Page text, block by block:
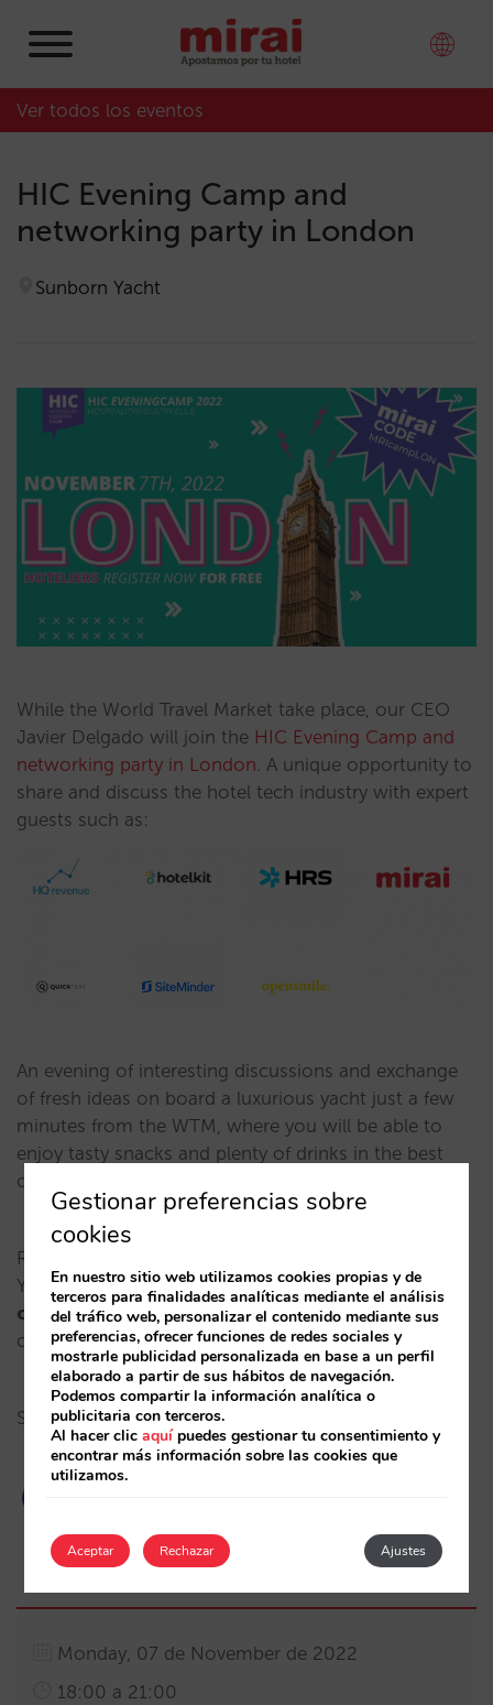
Ver todos los eventos
HIC Evening Camp and
networking party in London
Sunborn Yacht
While the World Travel Market take place, our CEO
Javier Delgado will join the HIC Evening Camp and
networking party in London. A unique opportunity to
share and discuss the hotel tech industry with expert
guests such as:
An evening of interesting discussions and exchange
of fresh ideas on board a luxurious yacht just a few
minutes from the WTM, where you will be able to
enjoy tasty snacks and plenty of drinks in the best
company.
Register
Yacht. This networking event is completely 𝗳𝗿𝗲𝗲 𝗼𝗳
𝗰𝗵𝗮𝗿𝗴𝗲 𝗳𝗼𝗿 𝗮𝗹𝗹 𝗵𝗼𝘁𝗲𝗹𝗶𝗲𝗿𝘀 with our
code: MRIcampLON
See you there!
Monday, 07 de November de 2022
18:00 a 21:00
Gestionar preferencias sobre
cookies
En nuestro sitio web utilizamos cookies propias y de
terceros para finalidades analíticas mediante el análisis
del tráfico web, personalizar el contenido mediante sus
preferencias, ofrecer funciones de redes sociales y
mostrarle publicidad personalizada en base a un perfil
elaborado a partir de sus hábitos de navegación.
Podemos compartir la información analítica o
publicitaria con terceros.
Al hacer clicaquípuedes gestionar tu consentimiento y
encontrar más información sobre las cookies que
utilizamos.
Aceptar Ajustes
Rechazar